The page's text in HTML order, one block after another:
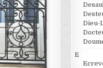
Dieu-
E